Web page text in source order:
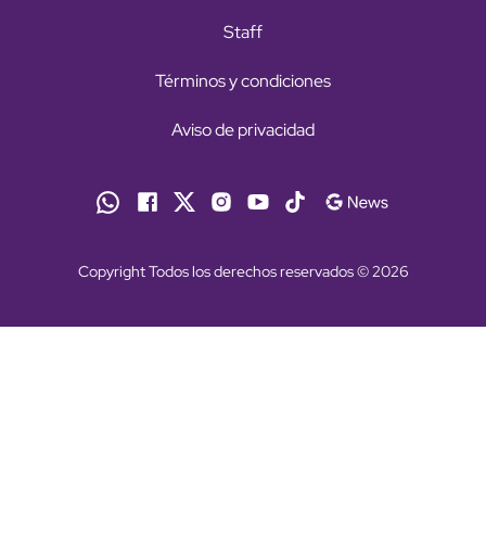
Staff
Términos y condiciones
Aviso de privacidad
Copyright Todos los derechos reservados © 2026